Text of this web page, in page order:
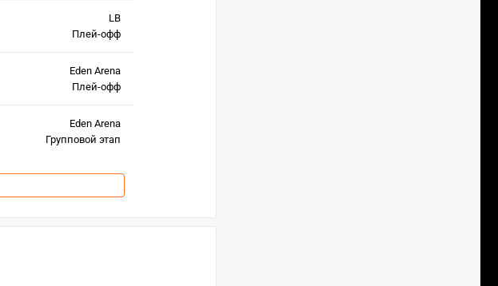
LB
Плей-офф
Eden Arena
Плей-офф
Eden Arena
Групповой этап